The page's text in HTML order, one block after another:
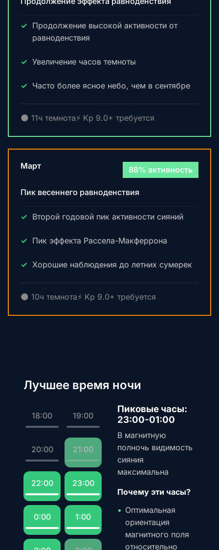
Продолжение высокой активности от
равноденствия
Увеличение часов темноты
Часто более ясное небо, чем в сентябре
🌑 11ч темнота⚡ Kp 9.0+ требуется
Март 88% активность
Пик весеннего равноденствия
Второй годовой пик активности сияний
Пик эффекта Рассела-Макферрона
Хорошие наблюдения до летних сумерек
🌑 10ч темнота⚡ Kp 9.0+ требуется
Лучшее время ночи
18:00 19:00
20:00 21:00
22:00 23:00
0:00 1:00
Пиковые часы:
23:00-01:00
В магнитную
полночь видимость
сияния
максимальна
Почему эти часы?
Оптимальная
ориентация
магнитного поля
относительно